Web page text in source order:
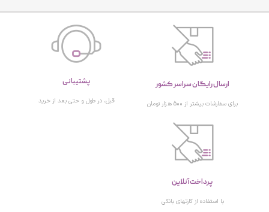
ارسال رایگان سراسر کشور
برای سفارشات بیشتر از 500 هزار تومان
پشتیبانی
قبل، در طول و حتی بعد از خرید
پرداخت آنلاین
با استفاده از کارتهای بانکی